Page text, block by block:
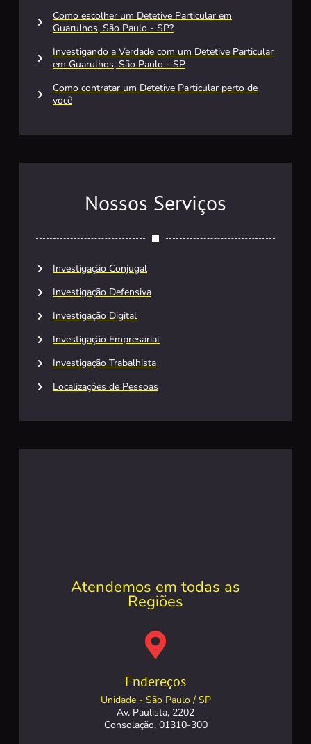
Como escolher um Detetive Particular em
Guarulhos, São Paulo - SP?
Investigando a Verdade com um Detetive Particular
em Guarulhos, São Paulo - SP
Como contratar um Detetive Particular perto de
você
Nossos Serviços
Investigação Conjugal
Investigação Defensiva
Investigação Digital
Investigação Empresarial
Investigação Trabalhista
Localizações de Pessoas
Atendemos em todas as
Regiões
Endereços
Unidade - São Paulo / SP
Av. Paulista, 2202
Consolação, 01310-300